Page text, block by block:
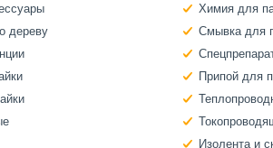
дереву
Химия для
Смывка для
Припой для
Изолента и